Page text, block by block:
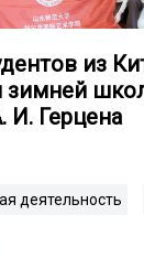
из
зимней
И. Герцена
деятельность